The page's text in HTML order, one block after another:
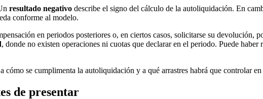
resultado negativo describe el signo del cálculo de la autoliquidación. En
conforme al modelo.
en periodos posteriores o, en ciertos casos, solicitarse su
, donde no existen operaciones ni cuotas que declarar en el periodo. Puede
cómo se cumplimenta la autoliquidación y a qué arrastres habrá que controlar
de presentar